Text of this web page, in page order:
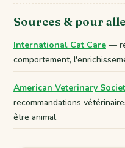
Sources & pour
International Cat Care —
comportement,
American Veterinary
recommandations
être animal.